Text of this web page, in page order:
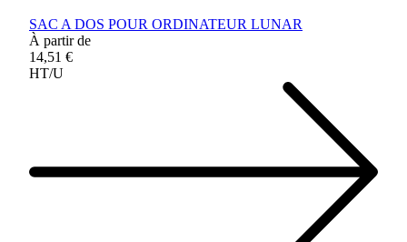
SAC A DOS POUR ORDINATEUR LUNAR
À partir de
14,51 €
HT/U